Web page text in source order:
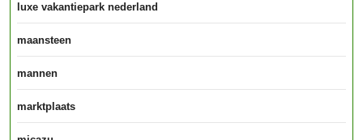
luxe vakantiepark nederland
maansteen
mannen
marktplaats